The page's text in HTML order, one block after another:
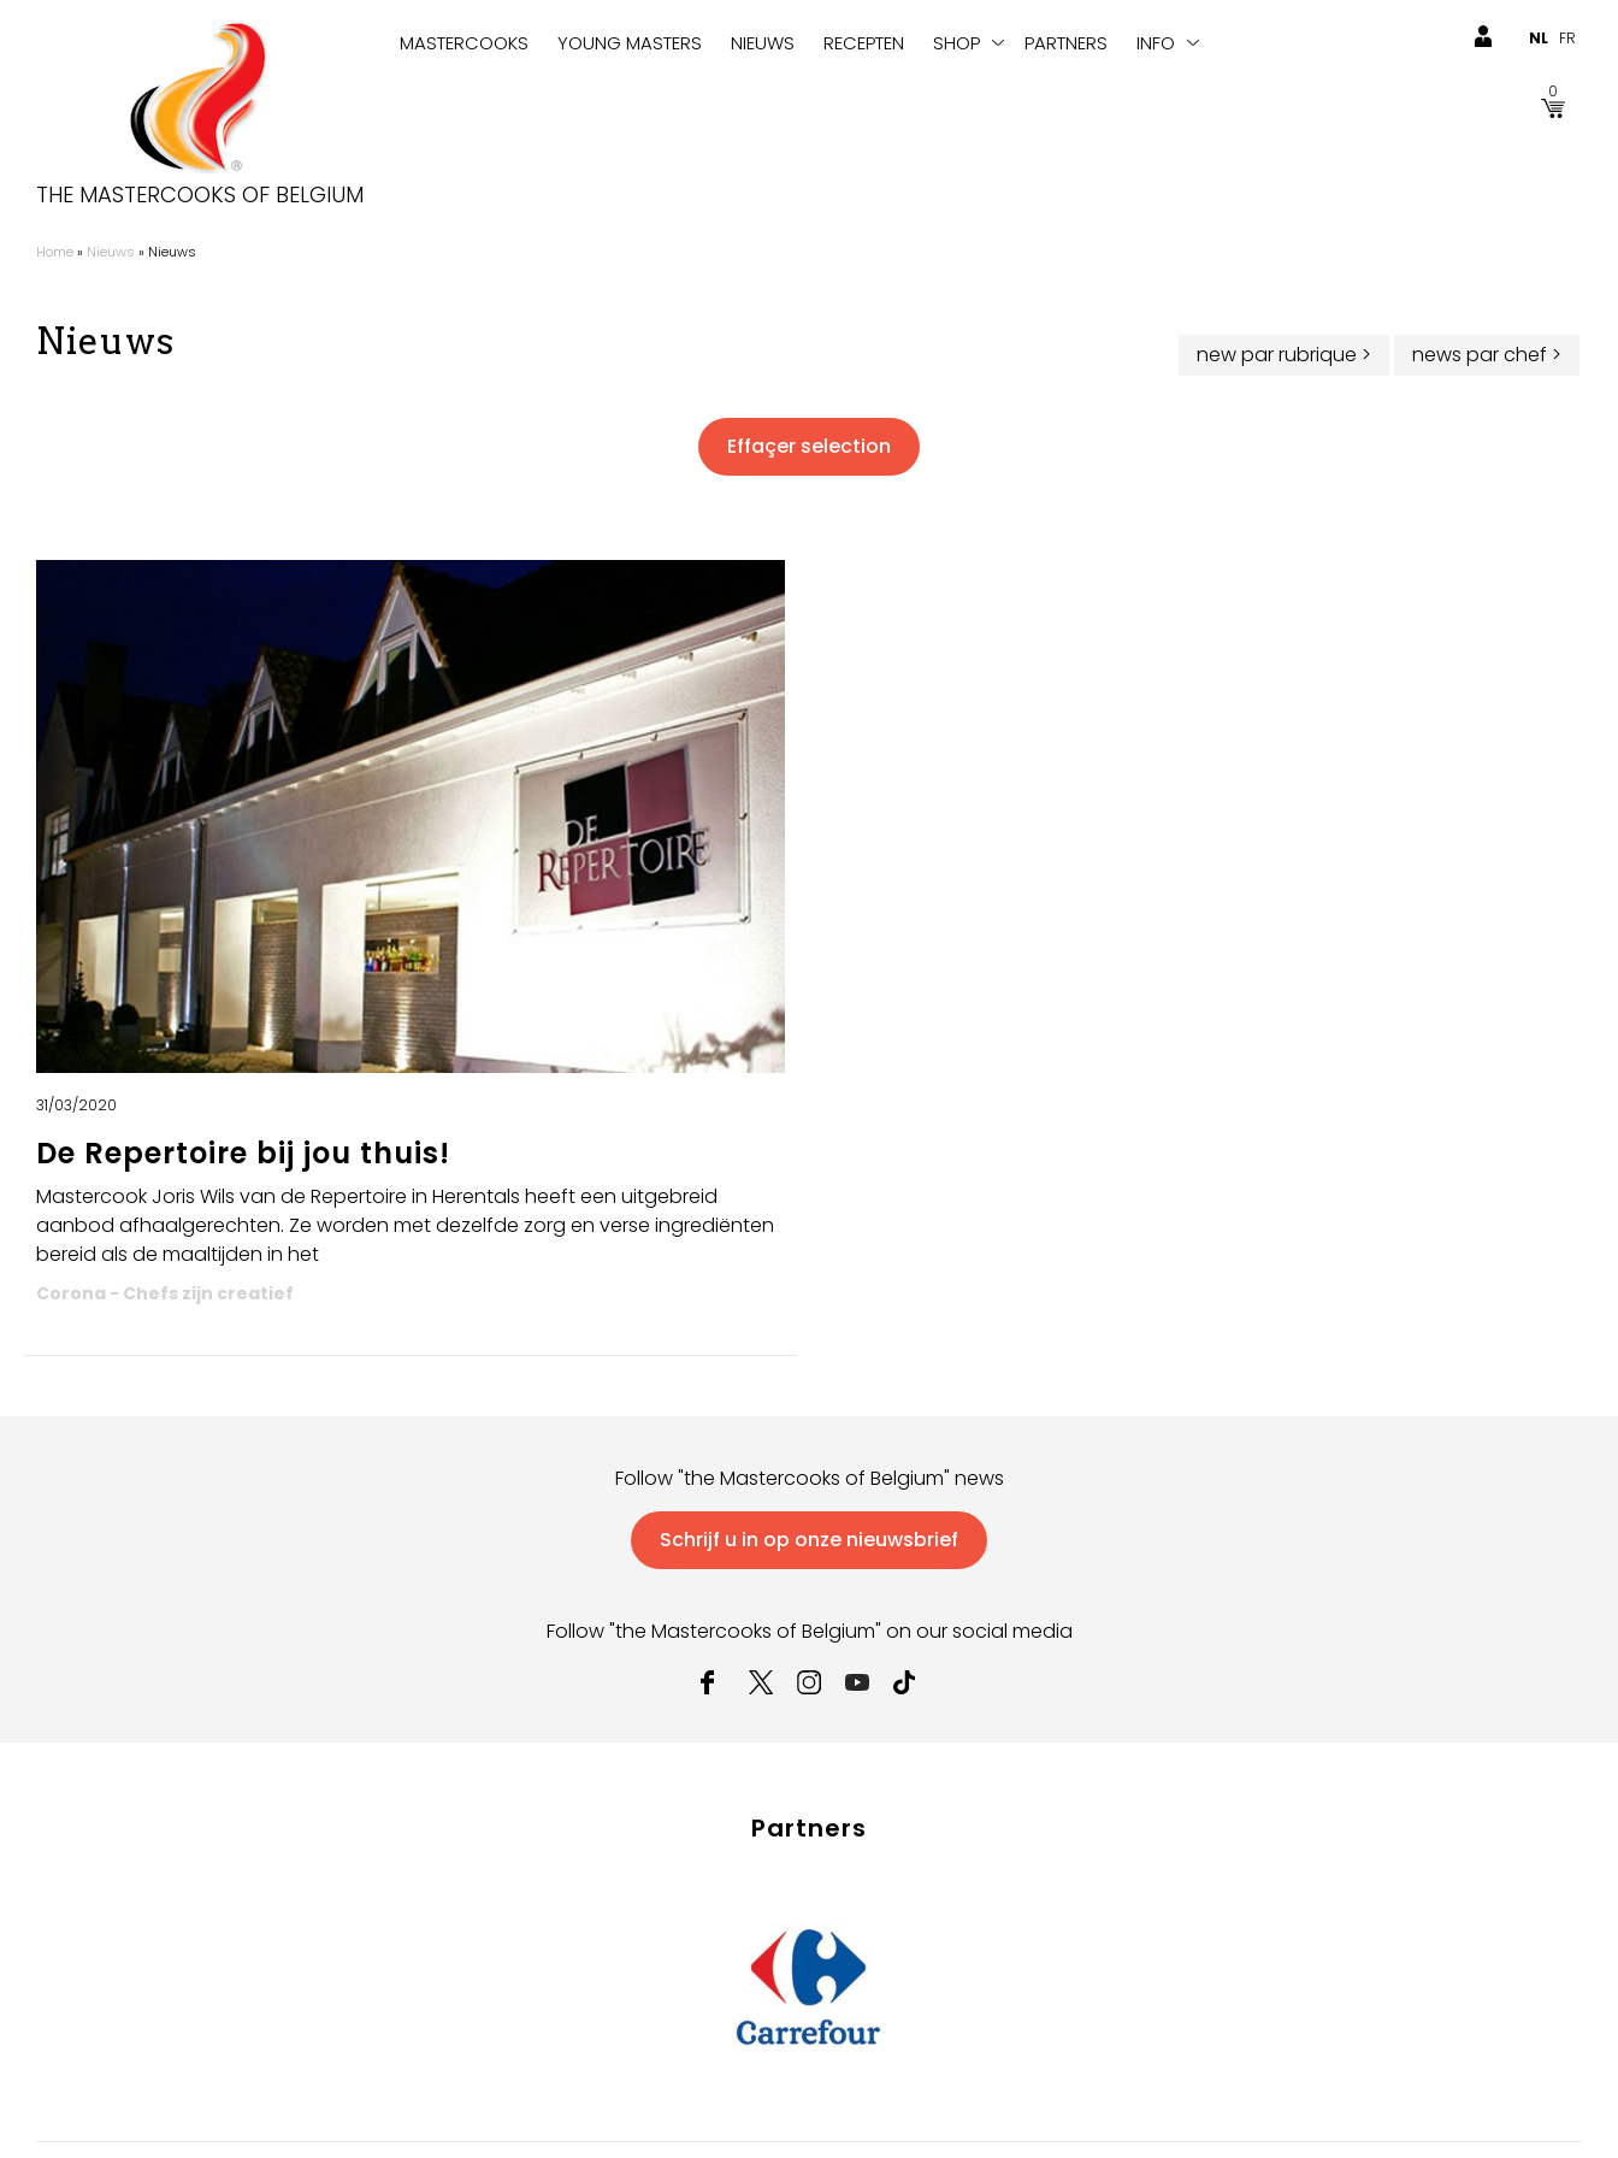
THE MASTERCOOKS OF BELGIUM
MASTERCOOKS YOUNG MASTERS NIEUWS RECEPTEN SHOP PARTNERS INFO NL FR
0
Kruimelpad
Home Nieuws Nieuws
Nieuws new par rubrique > news par chef >
Effaçer selection
31/03/2020
De Repertoire bij jou thuis!
Mastercook Joris Wils van de Repertoire in Herentals heeft een uitgebreid
aanbod afhaalgerechten. Ze worden met dezelfde zorg en verse ingrediënten
bereid als de maaltijden in het
Corona - Chefs zijn creatief
Follow "the Mastercooks of Belgium" news
Schrijf u in op onze nieuwsbrief
Follow "the Mastercooks of Belgium" on our social media
Partners